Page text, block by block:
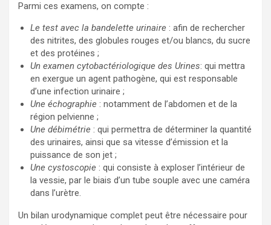
Parmi ces examens, on compte :
Le test avec la bandelette urinaire : afin de rechercher
des nitrites, des globules rouges et/ou blancs, du sucre
et des protéines ;
Un examen cytobactériologique des Urines: qui mettra
en exergue un agent pathogène, qui est responsable
d’une infection urinaire ;
Une échographie : notamment de l’abdomen et de la
région pelvienne ;
Une débimétrie : qui permettra de déterminer la quantité
des urinaires, ainsi que sa vitesse d’émission et la
puissance de son jet ;
Une cystoscopie : qui consiste à exploser l’intérieur de
la vessie, par le biais d’un tube souple avec une caméra
dans l’urètre.
Un bilan urodynamique complet peut être nécessaire pour